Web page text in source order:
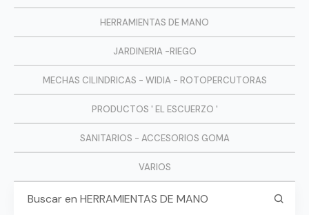
HERRAMIENTAS DE MANO
JARDINERIA -RIEGO
MECHAS CILINDRICAS - WIDIA - ROTOPERCUTORAS
PRODUCTOS ' EL ESCUERZO '
SANITARIOS - ACCESORIOS GOMA
VARIOS